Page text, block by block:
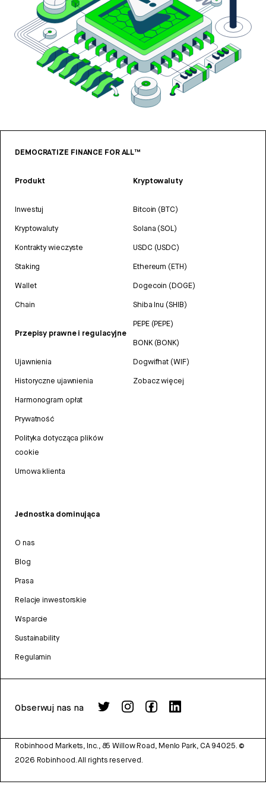
DEMOCRATIZE FINANCE FOR ALL™
Produkt
Inwestuj
Kryptowaluty
Kontrakty wieczyste
Staking
Wallet
Chain
Przepisy prawne i regulacyjne
Ujawnienia
Historyczne ujawnienia
Harmonogram opłat
Prywatność
Polityka dotycząca plików
cookie
Umowa klienta
Kryptowaluty
Bitcoin (BTC)
Solana (SOL)
USDC (USDC)
Ethereum (ETH)
Dogecoin (DOGE)
Shiba Inu (SHIB)
PEPE (PEPE)
BONK (BONK)
Dogwifhat (WIF)
Zobacz więcej
Jednostka dominująca
O nas
Blog
Prasa
Relacje inwestorskie
Wsparcie
Sustainability
Regulamin
Obserwuj nas na
Robinhood Markets, Inc., 85 Willow Road, Menlo Park, CA 94025. ©
2026 Robinhood. All rights reserved.